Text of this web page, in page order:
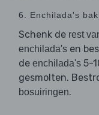
6. Enchilada's
Schenk de rest
enchilada's en
de enchilada's 5-
gesmolten.
bosuiringen.